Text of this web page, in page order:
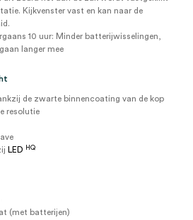
Kijkvenster vast en kan naar de
10 uur: Minder batterijwisselingen,
langer mee
de zwarte binnencoating van de kop
resolutie
LED HQ
(met batterijen)